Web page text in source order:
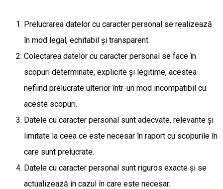
Prelucrarea datelor cu caracter personal se realizează
în mod legal, echitabil şi transparent.
Colectarea datelor cu caracter personal se face în
scopuri determinate, explicite şi legitime, acestea
nefiind prelucrate ulterior într-un mod incompatibil cu
aceste scopuri.
Datele cu caracter personal sunt adecvate, relevante şi
limitate la ceea ce este necesar în raport cu scopurile în
care sunt prelucrate.
Datele cu caracter personal sunt riguros exacte și se
actualizează în cazul în care este necesar.